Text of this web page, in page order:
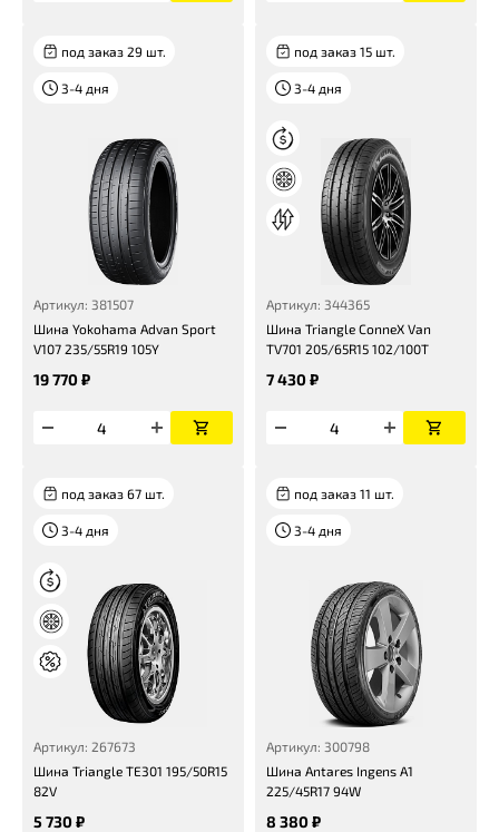
под заказ 29 шт.
3-4 дня
Артикул: 381507
Шина Yokohama Advan Sport
V107 235/55R19 105Y
19 770 ₽
под заказ 15 шт.
3-4 дня
Артикул: 344365
Шина Triangle ConneX Van
TV701 205/65R15 102/100T
7 430 ₽
под заказ 67 шт.
3-4 дня
Артикул: 267673
Шина Triangle TE301 195/50R15
82V
5 730 ₽
под заказ 11 шт.
3-4 дня
Артикул: 300798
Шина Antares Ingens A1
225/45R17 94W
8 380 ₽